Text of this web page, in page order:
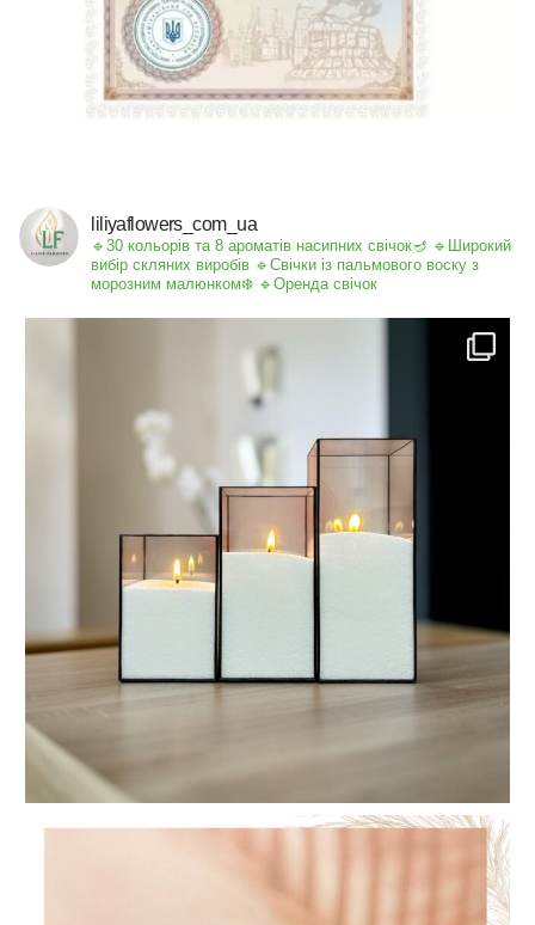
liliyaflowers_com_ua
🔹30 кольорів та 8 ароматів насипних свічок🪔 🔹Широкий
вибір скляних виробів 🔹Свічки із пальмового воску з
морозним малюнком❄️ 🔹Оренда свічок